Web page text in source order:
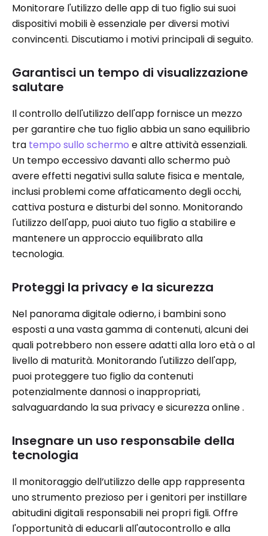
Monitorare l'utilizzo delle app di tuo figlio sui suoi
dispositivi mobili è essenziale per diversi motivi
convincenti. Discutiamo i motivi principali di seguito.
Garantisci un tempo di visualizzazione
salutare
Il controllo dell'utilizzo dell'app fornisce un mezzo
per garantire che tuo figlio abbia un sano equilibrio
tra tempo sullo schermo e altre attività essenziali.
Un tempo eccessivo davanti allo schermo può
avere effetti negativi sulla salute fisica e mentale,
inclusi problemi come affaticamento degli occhi,
cattiva postura e disturbi del sonno. Monitorando
l'utilizzo dell'app, puoi aiuto tuo figlio a stabilire e
mantenere un approccio equilibrato alla
tecnologia.
Proteggi la privacy e la sicurezza
Nel panorama digitale odierno, i bambini sono
esposti a una vasta gamma di contenuti, alcuni dei
quali potrebbero non essere adatti alla loro età o al
livello di maturità. Monitorando l'utilizzo dell'app,
puoi proteggere tuo figlio da contenuti
potenzialmente dannosi o inappropriati,
salvaguardando la sua privacy e sicurezza online .
Insegnare un uso responsabile della
tecnologia
Il monitoraggio dell’utilizzo delle app rappresenta
uno strumento prezioso per i genitori per instillare
abitudini digitali responsabili nei propri figli. Offre
l'opportunità di educarli all'autocontrollo e alla